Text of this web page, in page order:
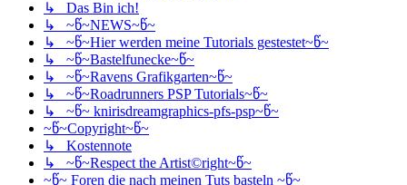
↳ Das Bin ich!
↳ ~წ~NEWS~წ~
↳ ~წ~Hier werden meine Tutorials gestestet~წ~
↳ ~წ~Bastelfunecke~წ~
↳ ~წ~Ravens Grafikgarten~წ~
↳ ~წ~Roadrunners PSP Tutorials~წ~
↳ ~წ~ knirisdreamgraphics-pfs-psp~წ~
~წ~Copyright~წ~
↳ Kostennote
↳ ~წ~Respect the Artist©right~წ~
~წ~ Foren die nach meinen Tuts basteln ~წ~